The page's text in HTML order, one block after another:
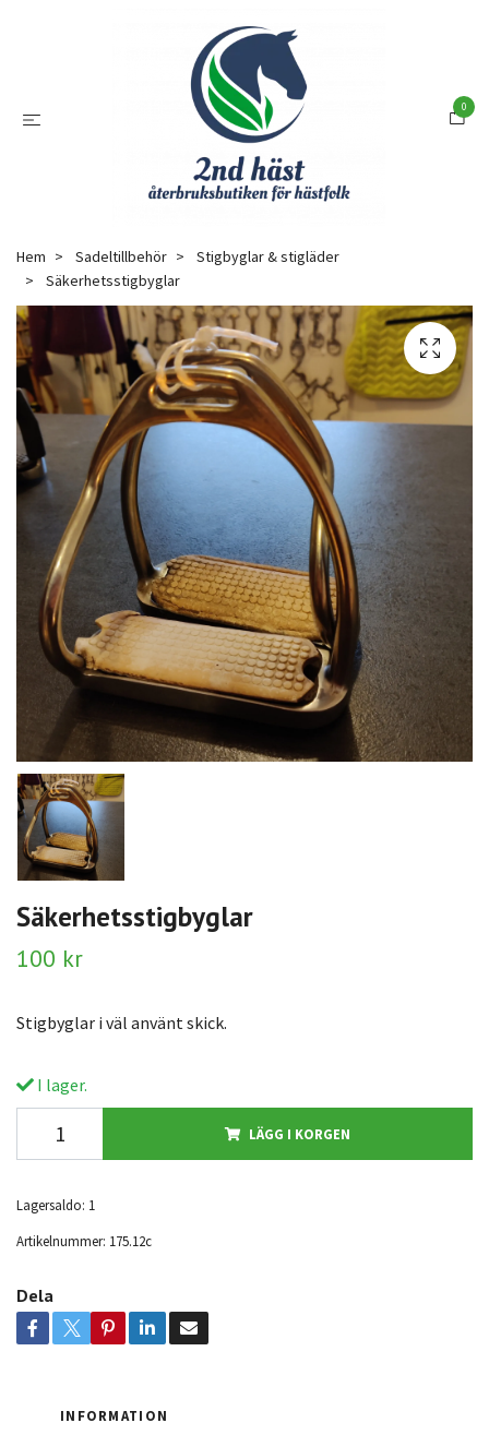
0
Hem Sadeltillbehör
Stigbyglar & stigläder
Säkerhetsstigbyglar
Säkerhetsstigbyglar
100 kr
Stigbyglar i väl använt skick.
I lager.
LÄGG I KORGEN
Lagersaldo: 1
Artikelnummer: 175.12c
Dela
INFORMATION